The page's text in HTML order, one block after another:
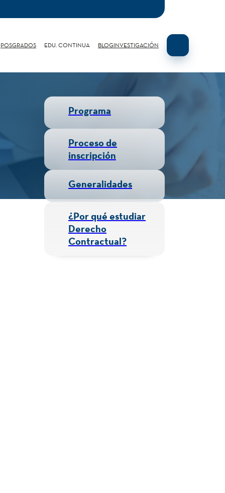
POSGRADOS EDU. CONTINUA BLOGINVESTIGACIÓN
Programa
Proceso de
inscripción
Generalidades
¿Por qué estudiar
Derecho
Contractual?